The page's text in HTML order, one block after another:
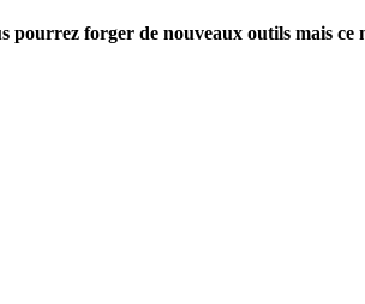
pourrez forger de nouveaux outils mais ce